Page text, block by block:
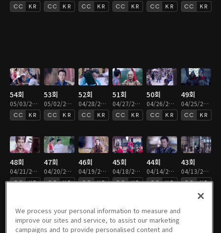
KR KR KR KR KR KR
54회
05/03/2022 • 42분
KR
53회
05/02/2022 • 43분
KR
52회
04/28/2022 • 43분
KR
51회
04/27/2022 • 43분
KR
50회
04/26/2022 • 42분
KR
49회
04/25/2022 • 42분
KR
48회
04/21/2022 • 42분
KR
47회
04/20/2022 • 42분
KR
46회
04/19/2022 • 42분
KR
45회
04/18/2022 • 42분
KR
44회
04/14/2022 • 43분
KR
43회
04/13/2022 • 42분
KR
42회 41회 40회 38회 38회
We process your personal information to measure and
improve our sites and service, to assist our marketing
campaigns and to provide personalised content and